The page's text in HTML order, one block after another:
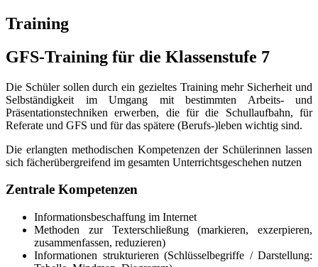
Training
GFS-Training für die Klassenstufe 7
Die Schüler sollen durch ein gezieltes Training mehr Sicherheit und
Selbständigkeit im Umgang mit bestimmten Arbeits- und
Präsentationstechniken erwerben, die für die Schullaufbahn, für
Referate und GFS und für das spätere (Berufs-)leben wichtig sind.
Die erlangten methodischen Kompetenzen der Schülerinnen lassen
sich fächerübergreifend im gesamten Unterrichtsgeschehen nutzen
Zentrale Kompetenzen
Informationsbeschaffung im Internet
Methoden zur Texterschließung (markieren, exzerpieren,
zusammenfassen, reduzieren)
Informationen strukturieren (Schlüsselbegriffe / Darstellung: